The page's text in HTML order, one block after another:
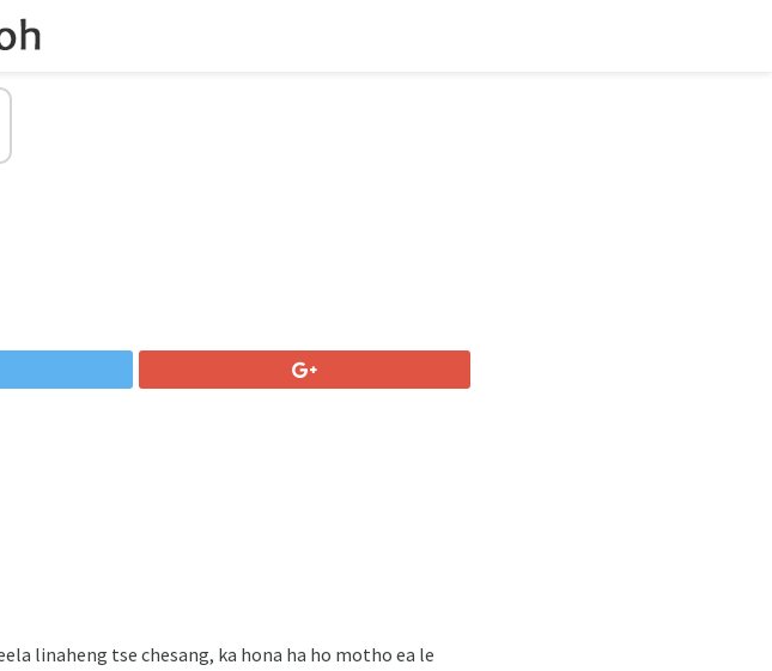
linaheng tse chesang, ka hona ha ho motho ea le